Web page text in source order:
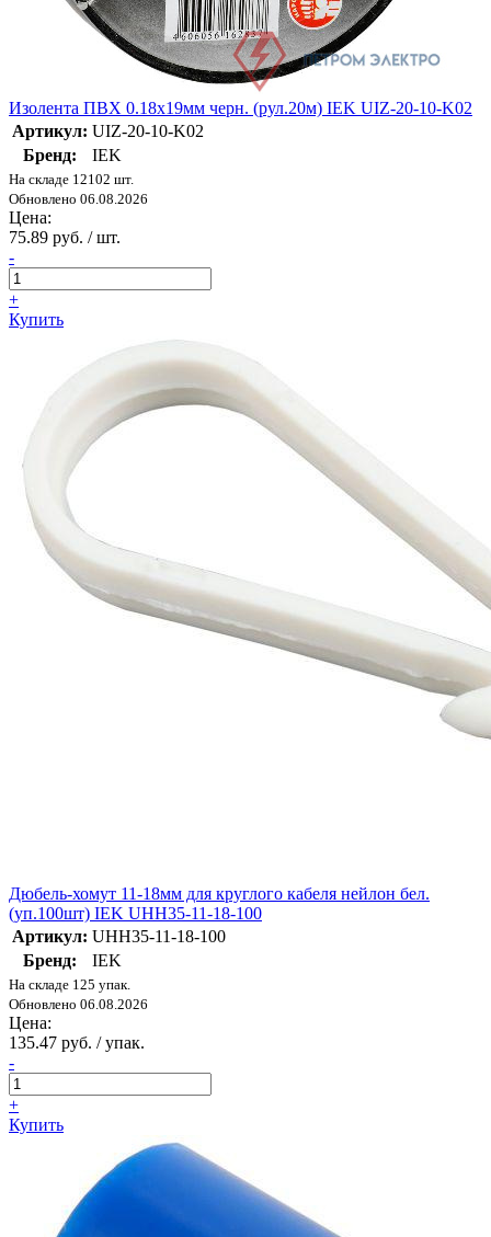
Изолента ПВХ 0.18х19мм черн. (рул.20м) IEK UIZ-20-10-K02
Артикул: UIZ-20-10-K02
Бренд:
IEK
На складе 12102 шт.
Обновлено 06.08.2026
Цена:
75.89 руб. / шт.
-
+
Купить
Дюбель-хомут 11-18мм для круглого кабеля нейлон бел.
(уп.100шт) IEK UHH35-11-18-100
Артикул: UHH35-11-18-100
Бренд:
IEK
На складе 125 упак.
Обновлено 06.08.2026
Цена:
135.47 руб. / упак.
-
+
Купить